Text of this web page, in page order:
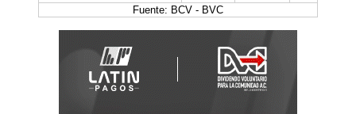
Fuente: BCV - BVC